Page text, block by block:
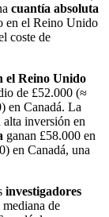
cuantía absoluta
en el Reino Unido
coste de
el Reino Unido
de £52.000 (≈
en Canadá. La
alta inversión en
ganan £58.000 en
en Canadá, una
investigadores
de